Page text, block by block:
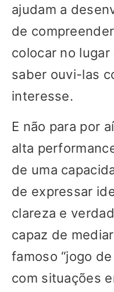
ajudam a
de
colocar no
saber ouvi-las
interesse.
E não para por
alta
de uma
de expressar
clareza e
capaz de
famoso “jogo
com situações